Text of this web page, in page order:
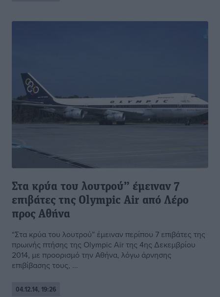
Στα κρύα του λουτρού” έμειναν 7
επιβάτες της Olympic Air από Λέρο
προς Αθήνα
“Στα κρύα του λουτρού” έμειναν περίπου 7 επιβάτες της
πρωινής πτήσης της Olympic Air της 4ης Δεκεμβρίου
2014, με προορισμό την Αθήνα, λόγω άρνησης
επιβίβασης τους, ...
04.12.14, 19:26